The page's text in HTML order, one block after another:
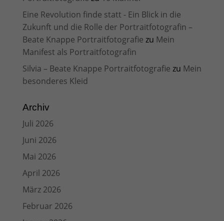
Eine Revolution finde statt - Ein Blick in die
Zukunft und die Rolle der Portraitfotografin –
Beate Knappe Portraitfotografie zu Mein
Manifest als Portraitfotografin
Silvia – Beate Knappe Portraitfotografie zu Mein
besonderes Kleid
Archiv
Juli 2026
Juni 2026
Mai 2026
April 2026
März 2026
Februar 2026